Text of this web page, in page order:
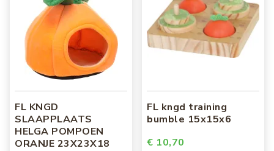
FL KNGD
SLAAPPLAATS
HELGA POMPOEN
ORANJE 23X23X18
FL kngd training
bumble 15x15x6
€ 10,70